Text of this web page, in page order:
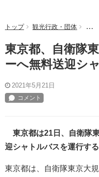
トップ 観光行政・団体 東
東京都、自衛隊
ーへ無料送迎シ
2021年5月21日
東京都は21日、自衛隊
迎シャトルバスを運行する
東京都は、自衛隊東京大